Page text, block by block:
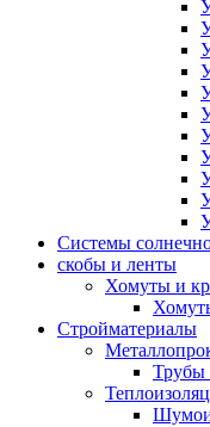
Системы
скобы и ленты
Хомуты и
Стройматериалы
Трубы